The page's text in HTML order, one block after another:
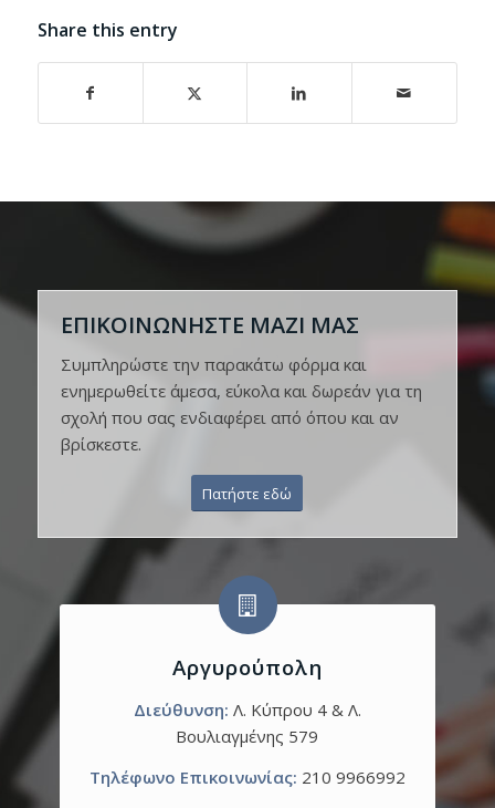
Share this entry
ΕΠΙΚΟΙΝΩΝΗΣΤΕ ΜΑΖΙ ΜΑΣ
Συμπληρώστε την παρακάτω φόρμα και
ενημερωθείτε άμεσα, εύκολα και δωρεάν για τη
σχολή που σας ενδιαφέρει από όπου και αν
βρίσκεστε.
Πατήστε εδώ
Αργυρούπολη
Διεύθυνση: Λ. Κύπρου 4 & Λ.
Βουλιαγμένης 579
Τηλέφωνο Επικοινωνίας: 210 9966992